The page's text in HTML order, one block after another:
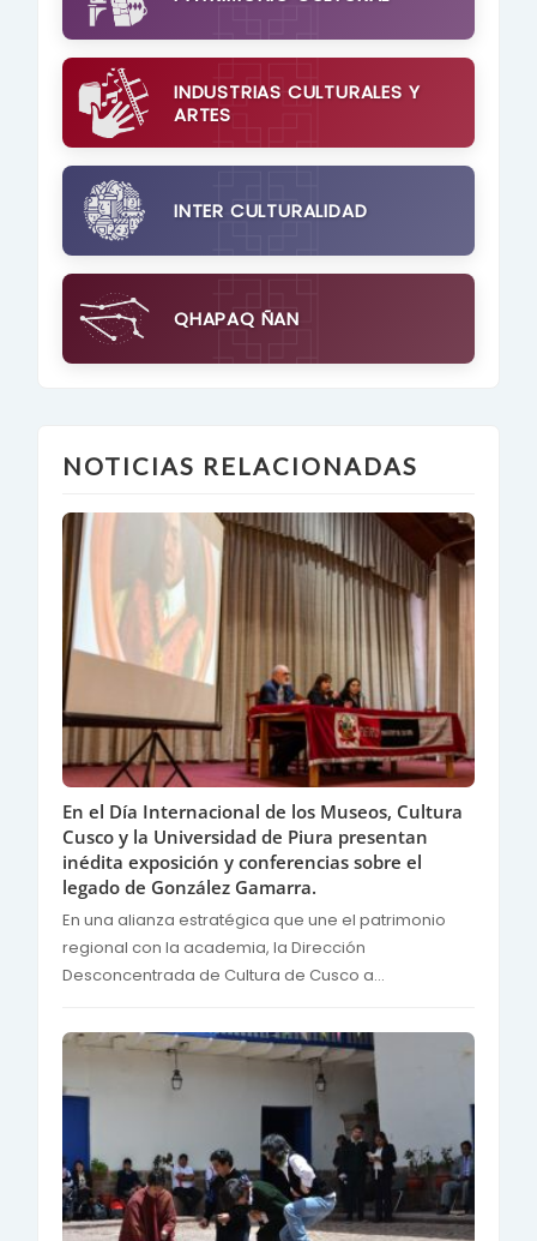
INDUSTRIAS CULTURALES Y
ARTES
INTER CULTURALIDAD
QHAPAQ ÑAN
NOTICIAS RELACIONADAS
En el Día Internacional de los Museos, Cultura
Cusco y la Universidad de Piura presentan
inédita exposición y conferencias sobre el
legado de González Gamarra.
En una alianza estratégica que une el patrimonio
regional con la academia, la Dirección
Desconcentrada de Cultura de Cusco a...